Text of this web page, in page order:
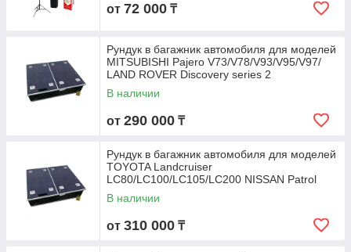
от 72 000 ₸
Рундук в багажник автомобиля для моделей
MITSUBISHI Pajero V73/V78/V93/V95/V97/
LAND ROVER Discovery series 2
В наличии
от 290 000 ₸
Рундук в багажник автомобиля для моделей
TOYOTA Landcruiser
LC80/LC100/LC105/LC200 NISSAN Patrol
Y62/Y61GU/GQ
В наличии
от 310 000 ₸